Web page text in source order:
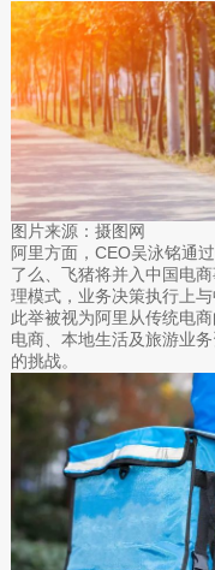
图片来源：摄图网
阿里方面，CEO吴泳铭通
了么、飞猪将并入中国电
理模式，业务决策执行上
此举被视为阿里从传统电
电商、本地生活及旅游业
的挑战。